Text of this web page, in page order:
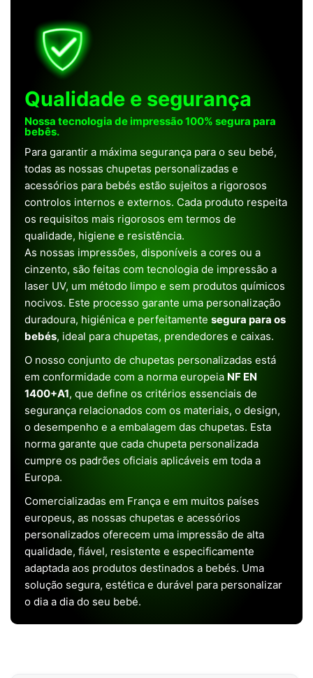
Qualidade e segurança
Nossa tecnologia de impressão 100% segura para
bebês.
Para garantir a máxima segurança para o seu bebé,
todas as nossas chupetas personalizadas e
acessórios para bebés estão sujeitos a rigorosos
controlos internos e externos. Cada produto respeita
os requisitos mais rigorosos em termos de
qualidade, higiene e resistência.
As nossas impressões, disponíveis a cores ou a
cinzento, são feitas com tecnologia de impressão a
laser UV, um método limpo e sem produtos químicos
nocivos. Este processo garante uma personalização
duradoura, higiénica e perfeitamente segura para os
bebés, ideal para chupetas, prendedores e caixas.
O nosso conjunto de chupetas personalizadas está
em conformidade com a norma europeia NF EN
1400+A1, que define os critérios essenciais de
segurança relacionados com os materiais, o design,
o desempenho e a embalagem das chupetas. Esta
norma garante que cada chupeta personalizada
cumpre os padrões oficiais aplicáveis em toda a
Europa.
Comercializadas em França e em muitos países
europeus, as nossas chupetas e acessórios
personalizados oferecem uma impressão de alta
qualidade, fiável, resistente e especificamente
adaptada aos produtos destinados a bebés. Uma
solução segura, estética e durável para personalizar
o dia a dia do seu bebé.